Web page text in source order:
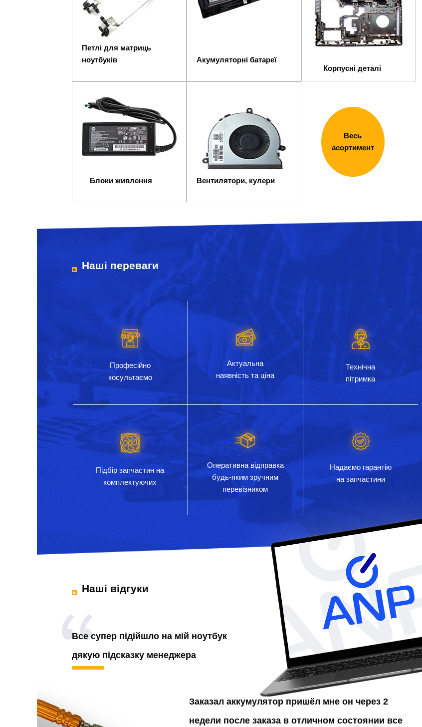
Петлі для матриць
ноутбуків
Акумуляторні батареї
Корпусні деталі
Блоки живлення Вентилятори, кулери
Весь
асортимент
Наші переваги
Професійно
косультаємо
Актуальна
наявність та ціна
Технічна
пітримка
Підбір запчастин на
комплектуючих
Оперативна відправка
будь-яким зручним
перевізником
Надаємо гарантію
на запчастини
Наші відгуки
Все супер підійшло на мій ноутбук
дякую підсказку менеджера
Заказал аккумулятор пришёл мне он через 2
недели после заказа в отличном состоянии все